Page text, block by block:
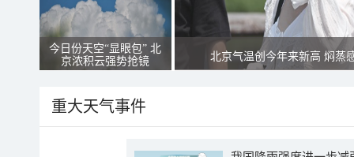
今日份天空“显眼包” 北
京浓积云强势抢镜
北京气温创今年来新高 焖蒸
重大天气事件